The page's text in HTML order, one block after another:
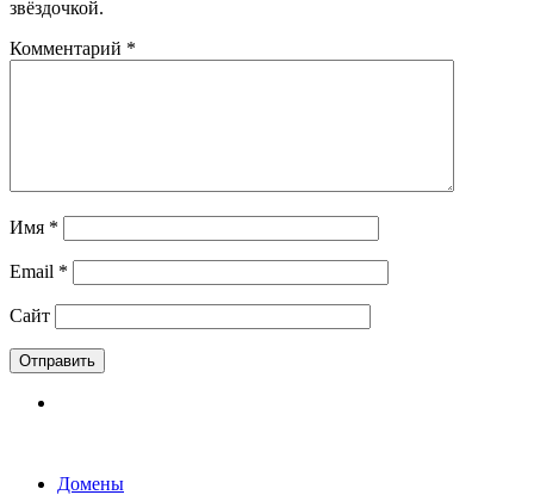
звёздочкой.
Комментарий *
Имя *
Email *
Сайт
Домены